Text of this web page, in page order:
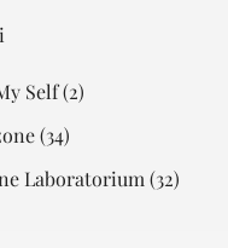
Self(2)
(34)
Laboratorium (32)